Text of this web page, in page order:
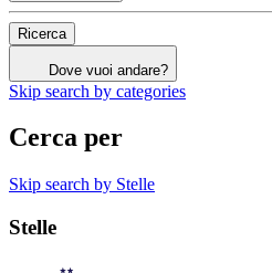
Ricerca
Dove vuoi andare?
Skip search by categories
Cerca per
Skip search by Stelle
Stelle